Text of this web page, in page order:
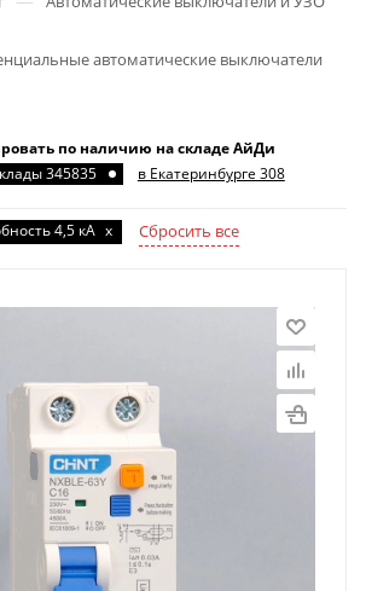
автоматические выключатели
по наличию на складе АйДи
345835
в Екатеринбурге 308
4,5 кА x Сбросить все